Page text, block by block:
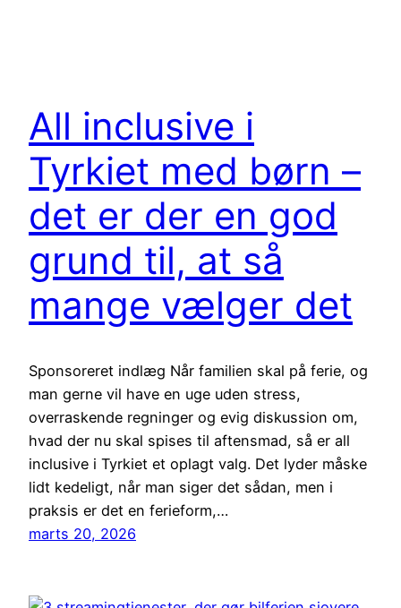
All inclusive i
Tyrkiet med børn –
det er der en god
grund til, at så
mange vælger det
Sponsoreret indlæg Når familien skal på ferie, og
man gerne vil have en uge uden stress,
overraskende regninger og evig diskussion om,
hvad der nu skal spises til aftensmad, så er all
inclusive i Tyrkiet et oplagt valg. Det lyder måske
lidt kedeligt, når man siger det sådan, men i
praksis er det en ferieform,…
marts 20, 2026